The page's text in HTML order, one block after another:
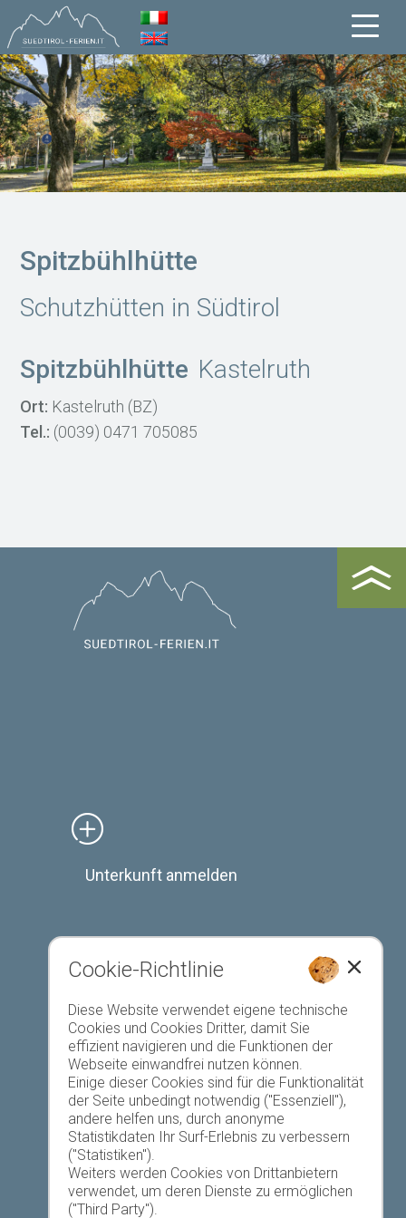
Spitzbühlhütte
Schutzhütten in Südtirol
Spitzbühlhütte Kastelruth
Ort: Kastelruth (BZ)
Tel.: (0039) 0471 705085
Unterkunft anmelden
Favoriten-Liste
Heute Morgen Sonntag
19 °C 32 °C
Cookie-Richtlinie
Diese Website verwendet eigene technische
Cookies und Cookies Dritter, damit Sie
effizient navigieren und die Funktionen der
Webseite einwandfrei nutzen können.
Einige dieser Cookies sind für die Funktionalität
der Seite unbedingt notwendig ("Essenziell"),
andere helfen uns, durch anonyme
Statistikdaten Ihr Surf-Erlebnis zu verbessern
("Statistiken").
Weiters werden Cookies von Drittanbietern
verwendet, um deren Dienste zu ermöglichen
("Third Party").